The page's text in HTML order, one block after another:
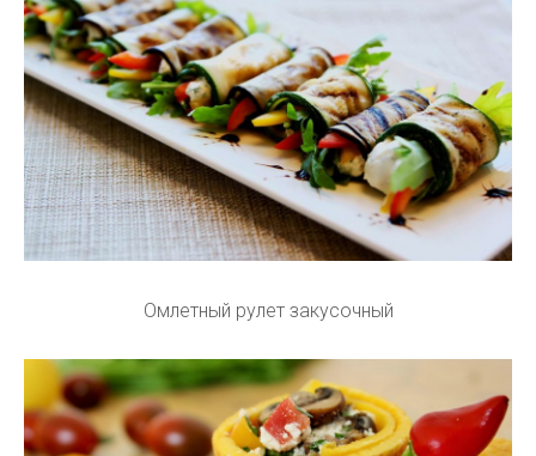
Омлетный рулет закусочный